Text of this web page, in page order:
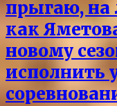
прыгаю, на
как
новому
исполнить